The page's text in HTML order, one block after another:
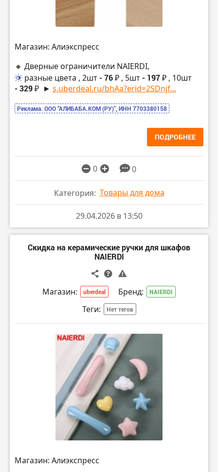
Магазин: Алиэкспресс
🔸 Дверные ограничители NAIERDI,
разные цвета , 2шт- 76 ₽ , 5шт- 197 ₽ , 10шт
- 329 ₽ ► s.uberdeal.ru/bhAa?erid=2SDnjf...
Реклама. ООО “АЛИБАБА.КОМ (РУ)”, ИНН 7703380158
ПОДРОБНЕЕ
0 0
Категория: Товары для дома
29.04.2026 в 13:50
Скидка на керамические ручки для шкафов
NAIERDI
Магазин: uberdeal Бренд: NAIERDI
Теги: Нет тегов
Магазин: Алиэкспресс